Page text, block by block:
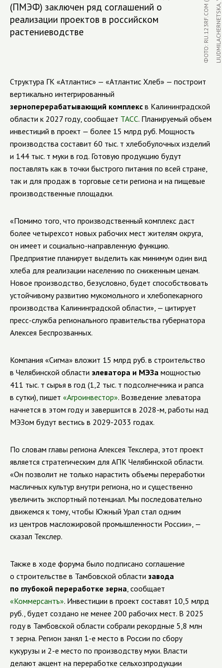
(ПМЭФ) заключен ряд соглашений о
реализации проектов в российском
растениеводстве
Структура ГК «Атлантис» — «Атлантис Хлеб» — построит
вертикально интегрированный
зерноперерабатывающий комплекс в Калининградской
области к 2027 году, сообщает ТАСС. Планируемый объем
инвестиций в проект — более 15 млрд руб. Мощность
производства составит 60 тыс. т хлебобулочных изделий
и 144 тыс. т муки в год. Готовую продукцию будут
поставлять как в точки быстрого питания по всей стране,
так и для продаж в торговые сети региона и на пищевые
производственные площадки.
«Помимо того, что производственный комплекс даст
более четырехсот новых рабочих мест жителям округа,
он имеет и социально-направленную функцию.
Предприятие планирует выделить как минимум один вид
хлеба для реализации населению по сниженным ценам.
Новое производство, безусловно, будет способствовать
устойчивому развитию мукомольного и хлебопекарного
производства Калининградской области», — цитирует
пресс-служба регионального правительства губернатора
Алексея Беспрозванных.
Компания «Сигма» вложит 15 млрд руб. в строительство
в Челябинской области элеватора и МЭЗа мощностью
411 тыс. т сырья в год (1,2 тыс. т подсолнечника и рапса
в сутки), пишет «Агроинвестор». Возведение элеватора
начнется в этом году и завершится в 2028-м, работы над
МЭЗом будут вестись в 2029-2033 годах.
По словам главы региона Алексея Текслера, этот проект
является стратегическим для АПК Челябинской области.
«Он позволит не только нарастить объемы переработки
масличных культур внутри региона, но и существенно
увеличить экспортный потенциал. Мы последовательно
движемся к тому, чтобы Южный Урал стал одним
из центров масложировой промышленности России», —
сказал Текслер.
Также в ходе форума было подписано соглашение
о строительстве в Тамбовской области завода
по глубокой переработке зерна, сообщает
«Коммерсантъ». Инвестиции в проект составят 10,5 млрд
руб., будет создано не менее 200 рабочих мест. В 2025
году в Тамбовской области собрали рекордные 5,8 млн
т зерна. Регион занял 1-е место в России по сбору
кукурузы и 2-е место по производству муки. Власти
делают акцент на переработке сельхозпродукции